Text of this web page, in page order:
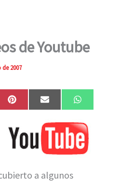
de Youtube
de 2007
Compartir
en
P
i
t
e
r
e
Compartir
en
E
m
i
l
Compartir
en
W
h
t
s
A
p
p
a algunos